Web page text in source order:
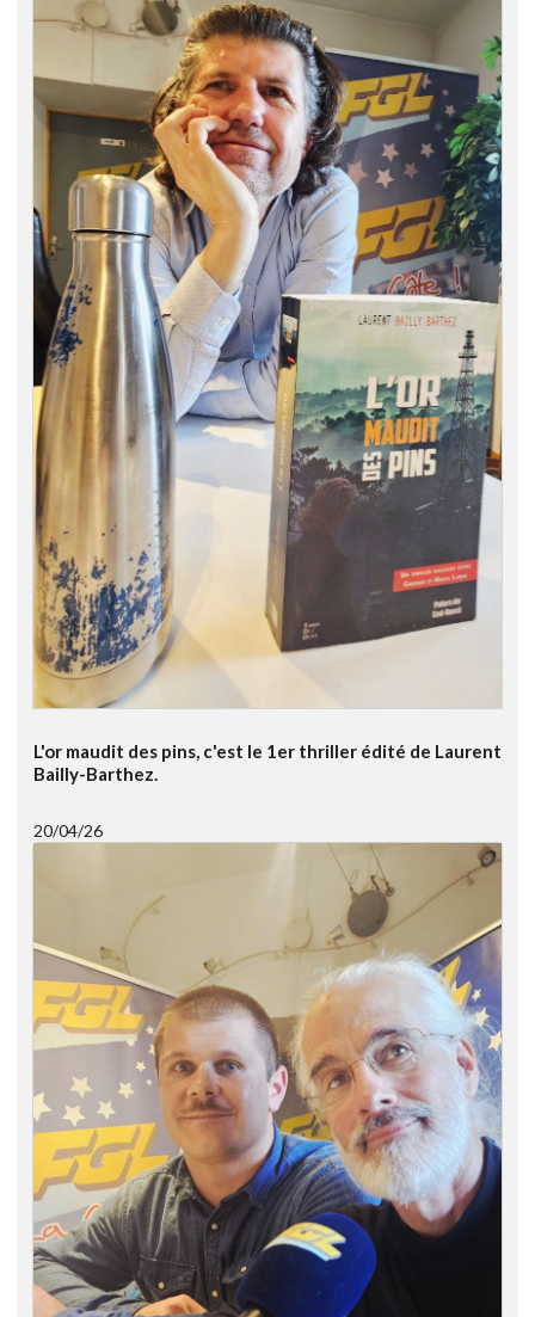
L'or maudit des pins, c'est le 1er thriller édité de Laurent
Bailly-Barthez.
20/04/26